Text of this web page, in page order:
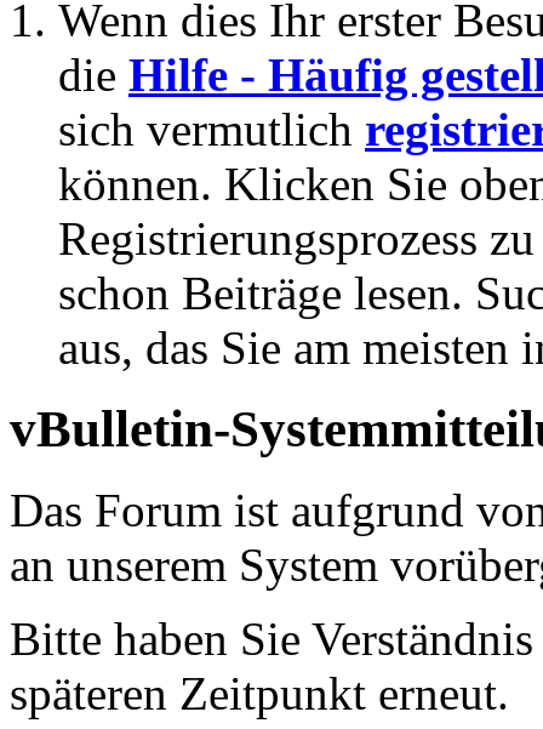
Wenn dies Ihr erster
die Hilfe - Häufig
sich vermutlich
können. Klicken Sie
Registrierungsprozess
schon Beiträge lesen.
aus, das Sie am meisten
vBulletin-
Das Forum ist aufgrund
an unserem System
Bitte haben Sie
späteren Zeitpunkt erneut.